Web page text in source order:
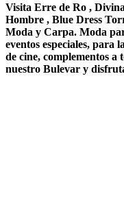
Visita Erre de Ro ,
Hombre , Blue Dress
Moda y Carpa. Moda
eventos especiales, para
de cine, complementos a
nuestro Bulevar y